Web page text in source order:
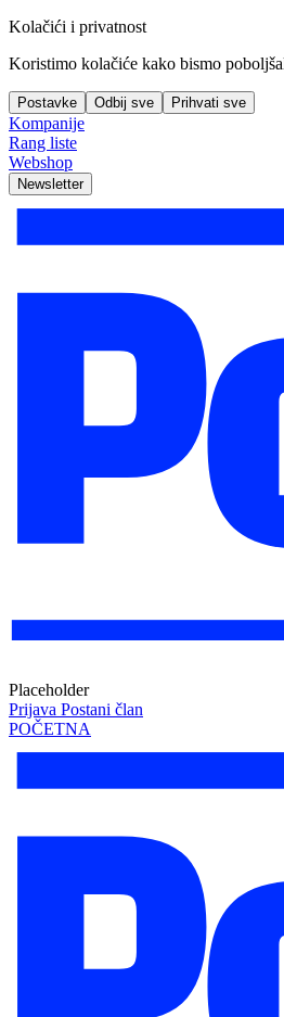
Kolačići i privatnost
Koristimo kolačiće kako bismo
Postavke Odbij sve Prihvati sve
Kompanije
Rang liste
Webshop
Newsletter
Placeholder
Prijava Postani član
POČETNA